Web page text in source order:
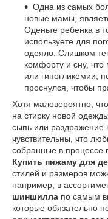
Одна из самых
новые мамы,
Оденьте ребенка в
используете для
одеяло. Слишком
комфорту и сну,
или гипогликемии,
проснулся, чтобы
Хотя маловероятно,
на стирку новой
сыпь или раздражение
чувствительны, что
собранные в процессе
Купить пижаму для
стилей и размеров
например, в
шиншилла по самым
которые обязательно